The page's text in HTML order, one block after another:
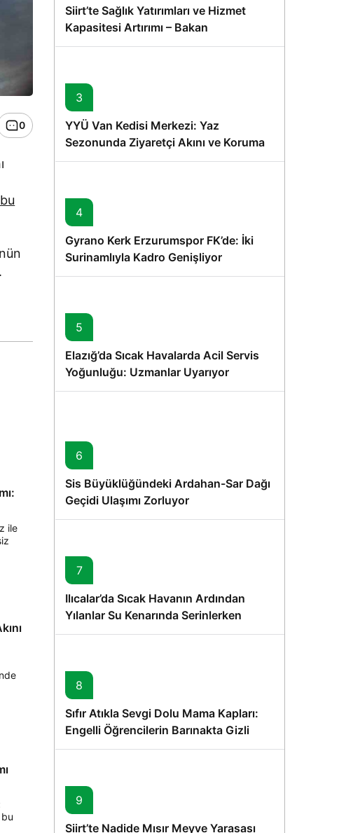
0
ile
Siirt’te Sağlık Yatırımları ve Hizmet
Kapasitesi Artırımı – Bakan
Memişoğlu’nun Ziyareti
3
YYÜ Van Kedisi Merkezi: Yaz
Sezonunda Ziyaretçi Akını ve Koruma
Vurgusu
4
Gyrano Kerk Erzurumspor FK’de: İki
Surinamlıyla Kadro Genişliyor
5
Elazığ’da Sıcak Havalarda Acil Servis
Yoğunluğu: Uzmanlar Uyarıyor
6
Sis Büyüklüğündeki Ardahan-Sar Dağı
Geçidi Ulaşımı Zorluyor
7
Ilıcalar’da Sıcak Havanın Ardından
Yılanlar Su Kenarında Serinlerken
Görüntülendi
8
Sıfır Atıkla Sevgi Dolu Mama Kapları:
Engelli Öğrencilerin Barınakta Gizli
Dostları İçin Gönüllü Proje
9
Siirt’te Nadide Mısır Meyve Yarasası